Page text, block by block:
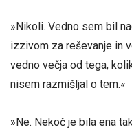
»Nikoli. Vedno sem bil
izzivom za reševanje in
vedno večja od tega,
nisem razmišljal o tem.«
»Ne. Nekoč je bila ena